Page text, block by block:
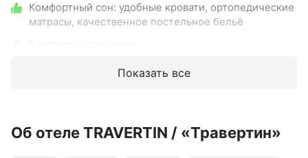
Комфортный сон: удобные кровати, ортопедические
матрасы, качественное постельное бельё
Показать все
Об отеле TRAVERTIN / «Травертин»